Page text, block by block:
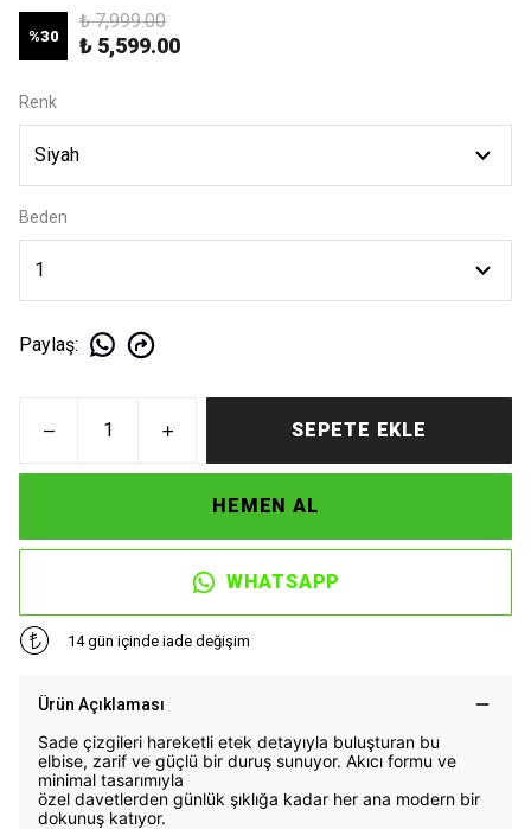
%30
₺ 7,999.00
₺ 5,599.00
Renk
Beden
Paylaş:
SEPETE EKLE
HEMEN AL
WHATSAPP
14 gün içinde iade değişim
Ürün Açıklaması
Sade çizgileri hareketli etek detayıyla buluşturan bu
elbise, zarif ve güçlü bir duruş sunuyor. Akıcı formu ve
minimal tasarımıyla
özel davetlerden günlük şıklığa kadar her ana modern bir
dokunuş katıyor.